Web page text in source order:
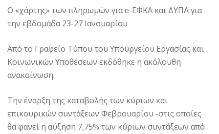
Ο «χάρτης» των πληρωμών για e-ΕΦΚΑ και ΔΥΠΑ για
την εβδομάδα 23-27 Ιανουαρίου
Από το Γραφείο Τύπου του Υπουργείου Εργασίας και
Κοινωνικών Υποθέσεων εκδόθηκε η ακόλουθη
ανακοίνωση:
Την έναρξη της καταβολής των κύριων και
επικουρικών συντάξεων Φεβρουαρίου -στις οποίες
θα φανεί η αύξηση 7,75% των κύριων συντάξεων από